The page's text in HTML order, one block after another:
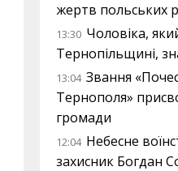
жертв польських
13:30 Чоловіка,
Тернопільщині,
13:04 Звання
Тернополя»
громади
12:04 Небесне
захисник Богдан